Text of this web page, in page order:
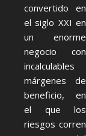
convertido en
el siglo XXI en
un enorme
negocio con
incalculables
márgenes de
beneficio, en
el que los
riesgos corren